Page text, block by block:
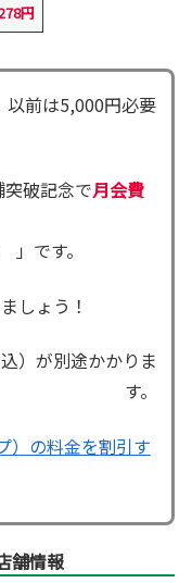
円
前は5,000円必要
破記念で月会費
です。
しょう！
）が別途かかりま
す。
）の料金を割引す
舗情報